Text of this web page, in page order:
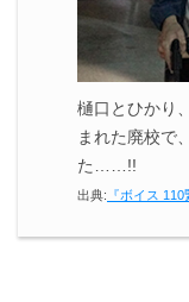
樋口とひかり
まれた廃校で
た……!!
出典: 『ボイス